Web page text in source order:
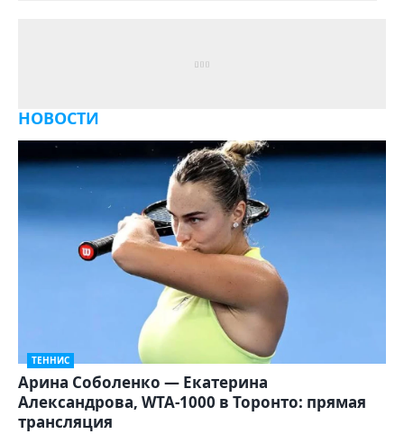
НОВОСТИ
ТЕННИС
Арина Соболенко — Екатерина
Александрова, WTA-1000 в Торонто: прямая
трансляция